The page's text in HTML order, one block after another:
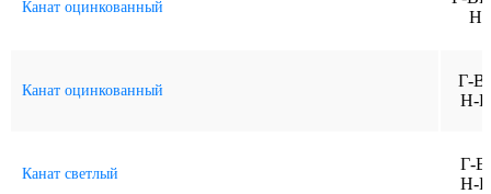
Канат оцинкованный
Н-
Канат оцинкованный
Г-
Н-
Канат светлый
Г-
Н-